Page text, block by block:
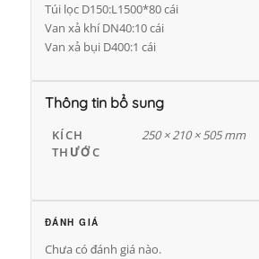
Túi lọc D150:L1500*80 cái
Van xả khí DN40:10 cái
Van xả bụi D400:1 cái
Thông tin bổ sung
KÍCH
THƯỚC
250 × 210 × 505 mm
ĐÁNH GIÁ
Chưa có đánh giá nào.